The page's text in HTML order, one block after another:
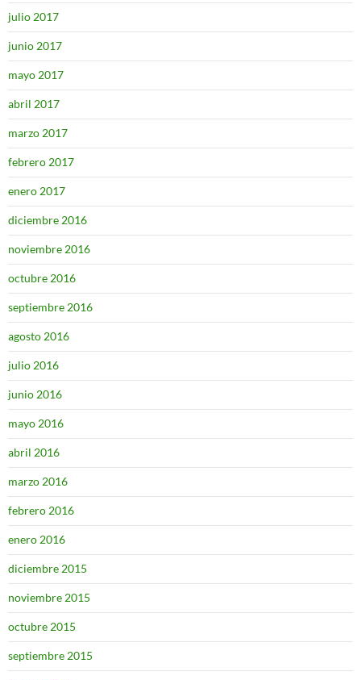
julio 2017
junio 2017
mayo 2017
abril 2017
marzo 2017
febrero 2017
enero 2017
diciembre 2016
noviembre 2016
octubre 2016
septiembre 2016
agosto 2016
julio 2016
junio 2016
mayo 2016
abril 2016
marzo 2016
febrero 2016
enero 2016
diciembre 2015
noviembre 2015
octubre 2015
septiembre 2015